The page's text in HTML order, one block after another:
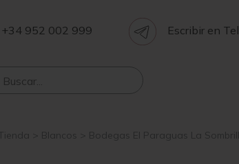
+34 952 002 999 Escribir en
Tienda Blancos Bodegas El Paraguas La